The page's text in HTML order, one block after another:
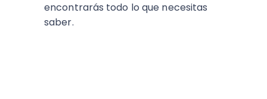
encontrarás todo lo que necesitas
saber.